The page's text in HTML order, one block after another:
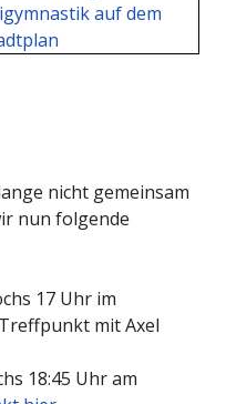
auf dem
nicht gemeinsam
nun folgende
17 Uhr im
mit Axel
18:45 Uhr am